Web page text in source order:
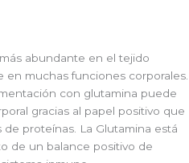
abundante en el tejido
en muchas funciones corporales.
con glutamina puede
gracias al papel positivo que
proteínas. La Glutamina está
de un balance positivo de